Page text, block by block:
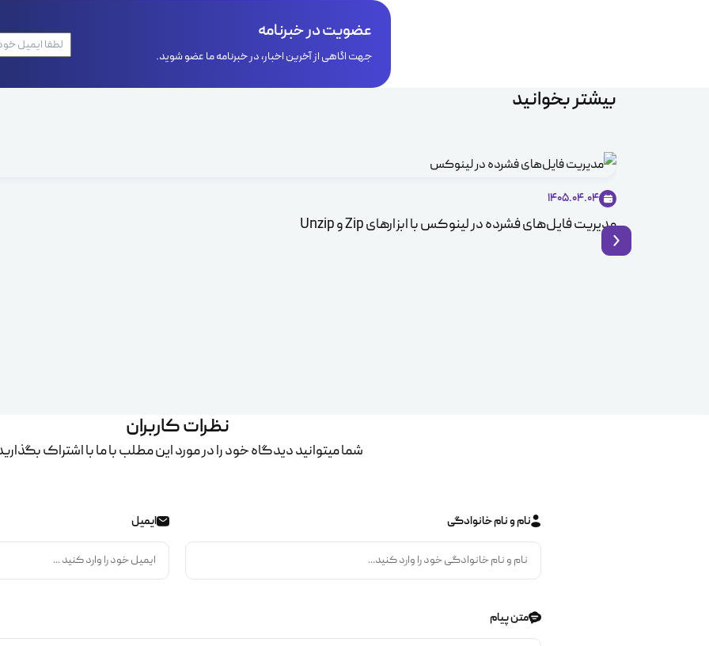
عضویت در خبرنامه
جهت اگاهی از آخرین اخبار، در خبرنامه ما عضو شوید.
بیشتر بخوانید
1405.04.04
مدیریت فایل‌های فشرده در لینوکس با ابزارهای Zip و Unzip
نظرات کاربران
شما میتوانید دیدگاه خود را در مورد این مطلب با ما با اشتراک
نام و نام خانوادگی ایمیل
متن پیام